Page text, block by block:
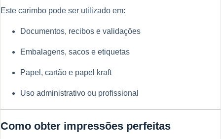
Este carimbo pode ser utilizado em:
Documentos, recibos e validações
Embalagens, sacos e etiquetas
Papel, cartão e papel kraft
Uso administrativo ou profissional
Como obter impressões perfeitas